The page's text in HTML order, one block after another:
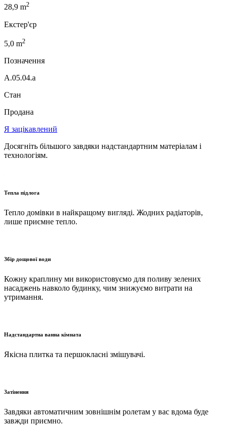
28,9 m2
Екстер'єр
5,0 m2
Позначення
A.05.04.a
Стан
Продана
Я зацікавлений
Досягніть більшого завдяки надстандартним матеріалам і
технологіям.
Тепла підлога
Тепло домівки в найкращому вигляді. Жодних радіаторів,
лише приємне тепло.
Збір дощової води
Кожну краплину ми використовуємо для поливу зелених
насаджень навколо будинку, чим знижуємо витрати на
утримання.
Надстандартна ванна кімната
Якісна плитка та першокласні змішувачі.
Затінення
Завдяки автоматичним зовнішнім ролетам у вас вдома буде
завжди приємно.